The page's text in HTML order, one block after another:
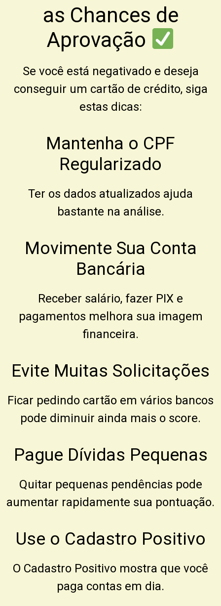
as Chances de
Aprovação
Se você está negativado e deseja
conseguir um cartão de crédito, siga
estas dicas:
Mantenha o CPF
Regularizado
Ter os dados atualizados ajuda
bastante na análise.
Movimente Sua Conta
Bancária
Receber salário, fazer PIX e
pagamentos melhora sua imagem
financeira.
Evite Muitas Solicitações
Ficar pedindo cartão em vários bancos
pode diminuir ainda mais o score.
Pague Dívidas Pequenas
Quitar pequenas pendências pode
aumentar rapidamente sua pontuação.
Use o Cadastro Positivo
O Cadastro Positivo mostra que você
paga contas em dia.